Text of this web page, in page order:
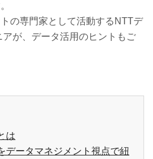
の専門家として活動するNTTデ
が、データ活用のヒントもご
は
データマネジメント視点で紐